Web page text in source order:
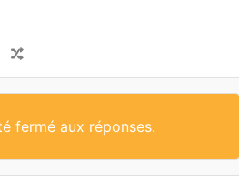
fermé aux réponses.